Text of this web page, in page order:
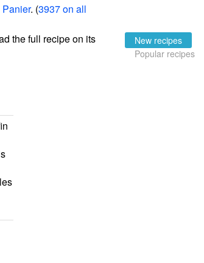
. (3937 on all
the full recipe on its
New recipes
Popular recipes